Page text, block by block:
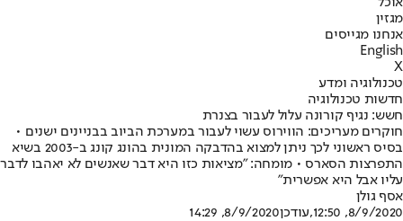
מגזין
אנחנו מגייסים
English
X
טכנולוגיה ומדע
חדשות טכנולוגיה
חשש: נגיף קורונה עלול לעבור בצנרת
חוקרים מעריכים: הווירוס עשוי לעבור במערכת הביוב בבניינים ישנים •
בסיס ראשוני לכך ניתן למצוא בהדבקה המונית בהונג קונג ב-2003 בשיא
התפרצות הסארס • מומחה: "מציאות כזו היא דבר שאנשים לא יאהבו לדבר
עליו אבל היא אפשרית"
אסף גולן
8/9/2020, 12:50
,עודכן8/9/2020, 14:29